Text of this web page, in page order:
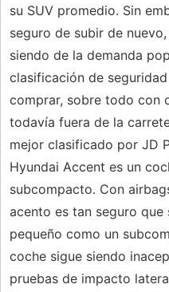
su SUV promedio. Sin
seguro de subir de
siendo de la demanda
clasificación de
comprar, sobre todo con
todavía fuera de la
mejor clasificado por JD
Hyundai Accent es un
subcompacto. Con
acento es tan seguro
pequeño como un
coche sigue siendo
pruebas de impacto